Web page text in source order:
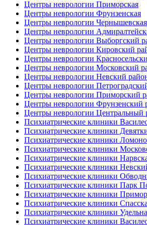
Центры неврологии Приморская
Центры неврологии Фрунзенская
Центры неврологии Чернышевская
Центры неврологии
Центры неврологии Выборгский
Центры неврологии Кировский
Центры неврологии
Центры неврологии Московский
Центры неврологии Невский
Центры неврологии
Центры неврологии Приморский
Центры неврологии Фрунзенский
Центры неврологии Центральный
Психиатрические клиники
Психиатрические клиники
Психиатрические клиники
Психиатрические клиники
Психиатрические клиники
Психиатрические клиники
Психиатрические клиники
Психиатрические клиники Парк
Психиатрические клиники
Психиатрические клиники
Психиатрические клиники
Психиатрические клиники